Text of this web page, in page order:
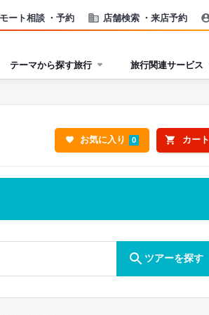
ート相談 ・予約 店舗検索 ・来店予約
テーマから探す旅行 旅行関連サービス
お気に入り 0 カート